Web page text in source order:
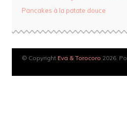
Pancakes à la patate douce
© Copyright Eva & Torocoro 2026.